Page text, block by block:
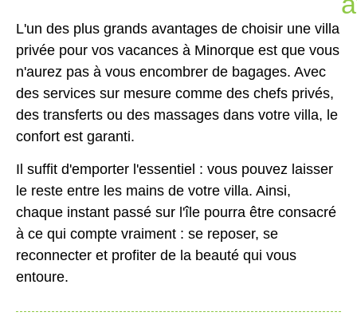
L'un des plus grands avantages de choisir une villa
privée pour vos vacances à Minorque est que vous
n'aurez pas à vous encombrer de bagages. Avec
des services sur mesure comme des chefs privés,
des transferts ou des massages dans votre villa, le
confort est garanti.
Il suffit d'emporter l'essentiel : vous pouvez laisser
le reste entre les mains de votre villa. Ainsi,
chaque instant passé sur l'île pourra être consacré
à ce qui compte vraiment : se reposer, se
reconnecter et profiter de la beauté qui vous
entoure.